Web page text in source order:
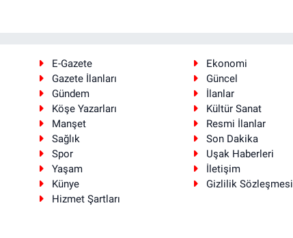
E-Gazete
Ekonomi
Gazete İlanları
Güncel
Gündem
İlanlar
Köşe Yazarları
Kültür Sanat
Manşet
Resmi İlanlar
Sağlık
Son Dakika
Spor
Uşak Haberleri
Yaşam
İletişim
Künye
Gizlilik Sözleşmesi
Hizmet Şartları